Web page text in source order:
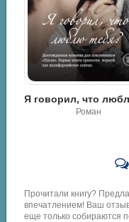
Роман
Прочитали книгу?
впечатлением! Ваш
еще только собираются